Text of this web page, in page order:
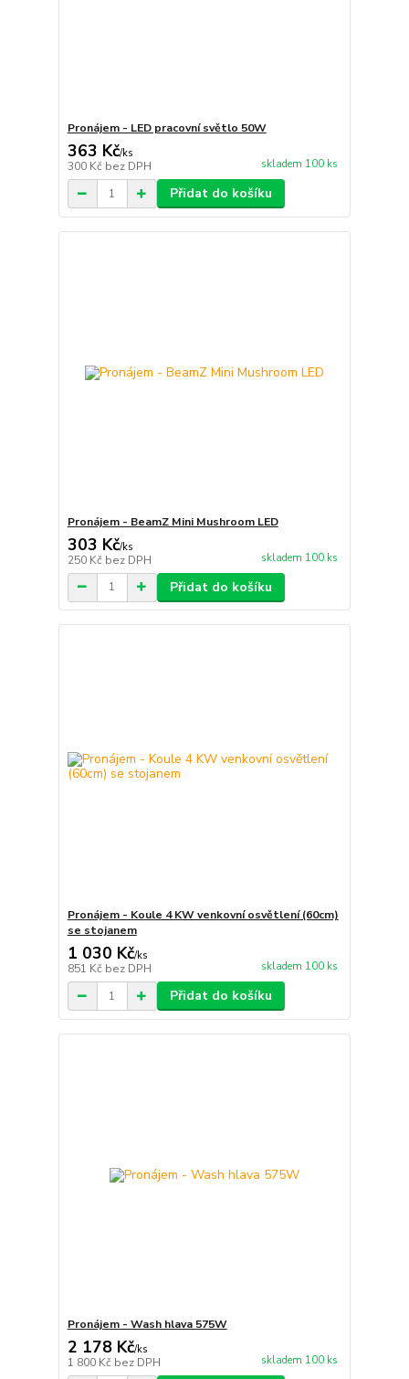
Pronájem - LED pracovní světlo 50W
363 Kč/ks
300 Kč bez DPH skladem 100 ks
Přidat do košíku
Pronájem - BeamZ Mini Mushroom LED
303 Kč/ks
250 Kč bez DPH skladem 100 ks
Přidat do košíku
Pronájem - Koule 4 KW venkovní osvětlení (60cm)
se stojanem
1 030 Kč/ks
851 Kč bez DPH skladem 100 ks
Přidat do košíku
Pronájem - Wash hlava 575W
2 178 Kč/ks
1 800 Kč bez DPH skladem 100 ks